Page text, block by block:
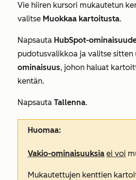
Vie hiiren kursori mukautetun
valitse Muokkaa kartoitusta.
Napsauta HubSpot-
pudotusvalikkoa ja valitse sitten
ominaisuus, johon haluat
kentän.
Napsauta Tallenna.
Huomaa:
Vakio-ominaisuuksia ei voi
Mukautettujen kenttien